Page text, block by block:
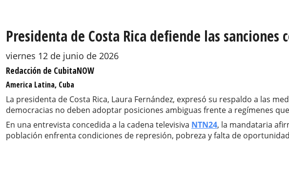
Presidenta de Costa Rica defiende las
viernes 12 de junio de 2026
Redacción de CubitaNOW
America Latina, Cuba
La presidenta de Costa Rica, Laura Fernández, expresó su respaldo a las
democracias no deben adoptar posiciones ambiguas frente a regímenes
En una entrevista concedida a la cadena televisiva NTN24, la mandataria
población enfrenta condiciones de represión, pobreza y falta de